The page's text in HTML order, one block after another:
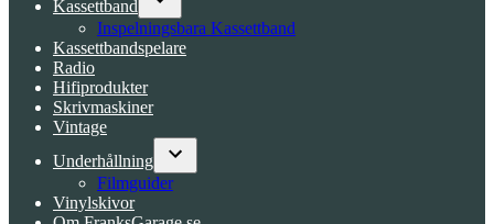
Kassettband
Open
dropdown
menu
Inspelningsbara Kassettband
Kassettbandspelare
Radio
Hifiprodukter
Skrivmaskiner
Vintage
Underhållning
Open
Filmguider
Vinylskivor